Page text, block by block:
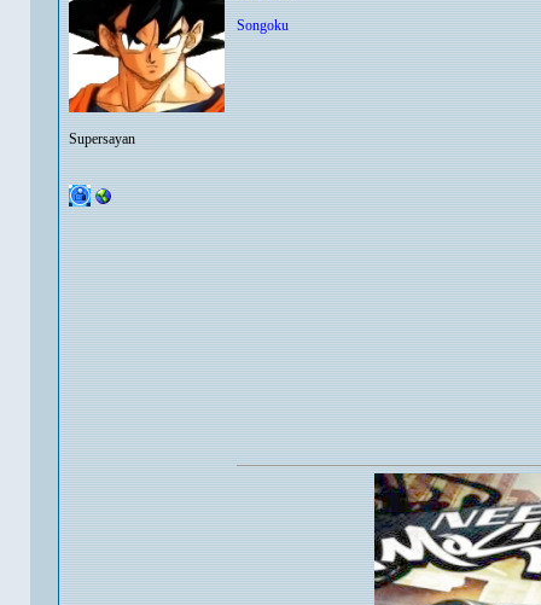
Supersayan
Songoku